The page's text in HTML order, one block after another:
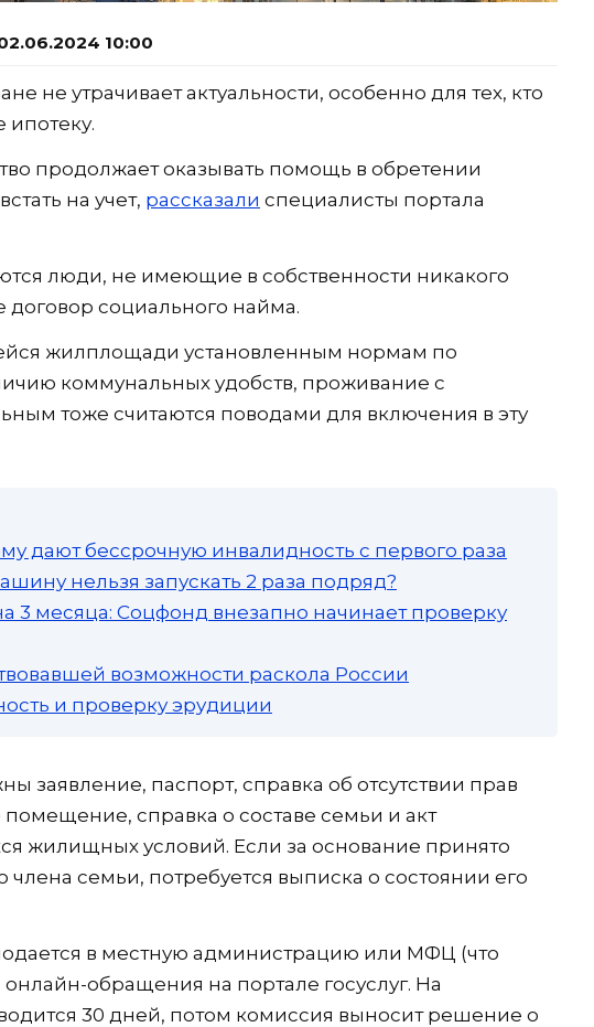
10:00
не утрачивает актуальности, особенно для тех, кто
ипотеку.
продолжает оказывать помощь в обретении
на учет, рассказали специалисты портала
люди, не имеющие в собственности никакого
социального найма.
жилплощади установленным нормам по
коммунальных удобств, проживание с
тоже считаются поводами для включения в эту
дают бессрочную инвалидность с первого раза
нельзя запускать 2 раза подряд?
3 месяца: Соцфонд внезапно начинает проверку
возможности раскола России
и проверку эрудиции
заявление, паспорт, справка об отсутствии прав
справка о составе семьи и акт
жилищных условий. Если за основание принято
члена семьи, потребуется выписка о состоянии его
в местную администрацию или МФЦ (что
обращения на портале госуслуг. На
30 дней, потом комиссия выносит решение о